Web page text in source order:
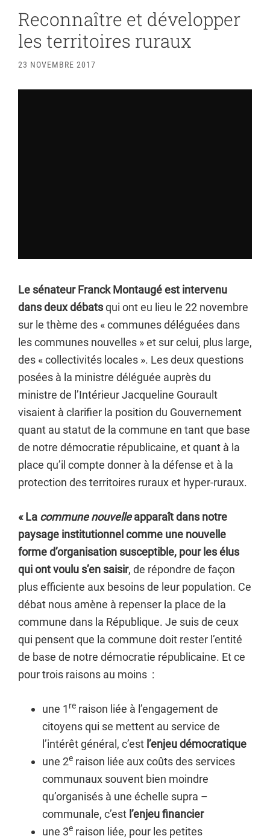
Reconnaître et développer
les territoires ruraux
23 NOVEMBRE 2017
Le sénateur Franck Montaugé est intervenu
dans deux débatsqui ont eu lieu le 22 novembre
sur le thème des « communes déléguées dans
les communes nouvelles » et sur celui, plus large,
des « collectivités locales ». Les deux questions
posées à la ministre déléguée auprès du
ministre de l’Intérieur Jacqueline Gourault
visaient à clarifier la position du Gouvernement
quant au statut de la commune en tant que base
de notre démocratie républicaine, et quant à la
place qu’il compte donner à la défense et à la
protection des territoires ruraux et hyper-ruraux.
« La commune nouvelle apparaît dans notre
paysage institutionnel comme une nouvelle
forme d’organisation susceptible, pour les élus
qui ont voulu s’en saisir, de répondre de façon
plus efficiente aux besoins de leur population. Ce
débat nous amène à repenser la place de la
commune dans la République. Je suis de ceux
qui pensent que la commune doit rester l’entité
de base de notre démocratie républicaine. Et ce
pour trois raisons au moins :
une 1 re raison liée à l’engagement de
citoyens qui se mettent au service de
l’intérêt général, c’est l’enjeu démocratique
une 2e raison liée aux coûts des services
communaux souvent bien moindre
qu’organisés à une échelle supra –
communale, c’est l’enjeu financier
une 3e raison liée, pour les petites